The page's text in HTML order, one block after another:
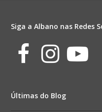
Siga a Albano nas Redes
Últimas do Blog